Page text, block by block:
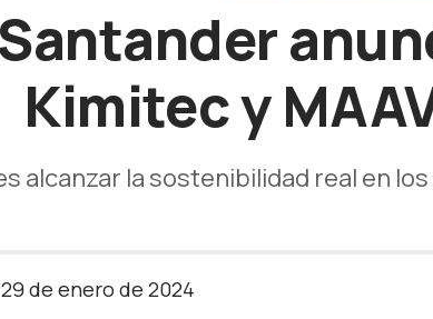
Kimitec y
alcanzar la sostenibilidad real en
de enero de 2024